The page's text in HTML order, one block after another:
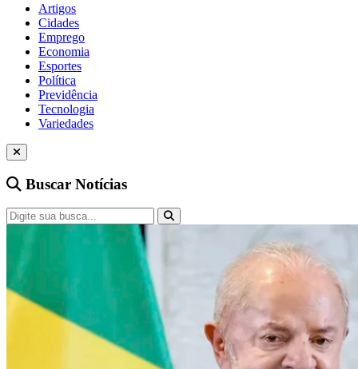
Artigos
Cidades
Emprego
Economia
Esportes
Política
Previdência
Tecnologia
Variedades
Buscar Notícias